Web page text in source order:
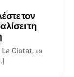
τον
τη
Ciotat, το